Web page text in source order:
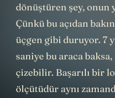
dönüştüren şey, onun
Çünkü bu açıdan
üçgen gibi duruyor. 7
saniye bu araca
çizebilir. Başarılı bir
ölçütüdür aynı